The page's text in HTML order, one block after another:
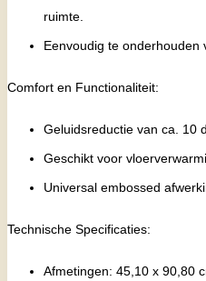
ruimte.
Eenvoudig te onderhouden
Comfort en Functionaliteit:
Geluidsreductie van ca. 10
Geschikt voor
Universal embossed
Technische Specificaties:
Afmetingen: 45,10 x 90,80